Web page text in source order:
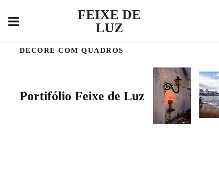
FEIXE DE
LUZ
DECORE COM QUADROS
Portifólio Feixe de Luz